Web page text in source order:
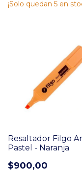
¡Solo quedan 5 en
Resaltador Filgo
Pastel - Naranja
$900,00